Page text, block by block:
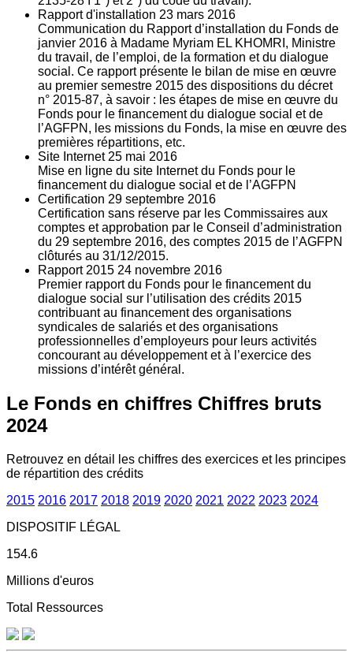
Rapport d'installation 23 mars 2016
Communication du Rapport d’installation du Fonds de
janvier 2016 à Madame Myriam EL KHOMRI, Ministre
du travail, de l’emploi, de la formation et du dialogue
social. Ce rapport présente le bilan de mise en œuvre
au premier semestre 2015 des dispositions du décret
n° 2015-87, à savoir : les étapes de mise en œuvre du
Fonds pour le financement du dialogue social et de
l’AGFPN, les missions du Fonds, la mise en œuvre des
premières répartitions, etc.
Site Internet 25 mai 2016
Mise en ligne du site Internet du Fonds pour le
financement du dialogue social et de l’AGFPN
Certification 29 septembre 2016
Certification sans réserve par les Commissaires aux
comptes et approbation par le Conseil d’administration
du 29 septembre 2016, des comptes 2015 de l’AGFPN
clôturés au 31/12/2015.
Rapport 2015 24 novembre 2016
Premier rapport du Fonds pour le financement du
dialogue social sur l’utilisation des crédits 2015
contribuant au financement des organisations
syndicales de salariés et des organisations
professionnelles d’employeurs pour leurs activités
concourant au développement et à l’exercice des
missions d’intérêt général.
Le Fonds en chiffres Chiffres bruts
2024
Retrouvez en détail les chiffres des exercices et les principes
de répartition des crédits
2015 2016 2017 2018 2019 2020 2021 2022 2023 2024
DISPOSITIF LÉGAL
154.6
Millions d'euros
Total Ressources